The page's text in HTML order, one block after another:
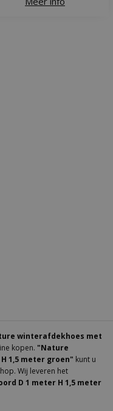
winterafdekhoes met
kopen. "Nature
1,5 meter groen" kunt u
Wij leveren het
D 1 meter H 1,5 meter